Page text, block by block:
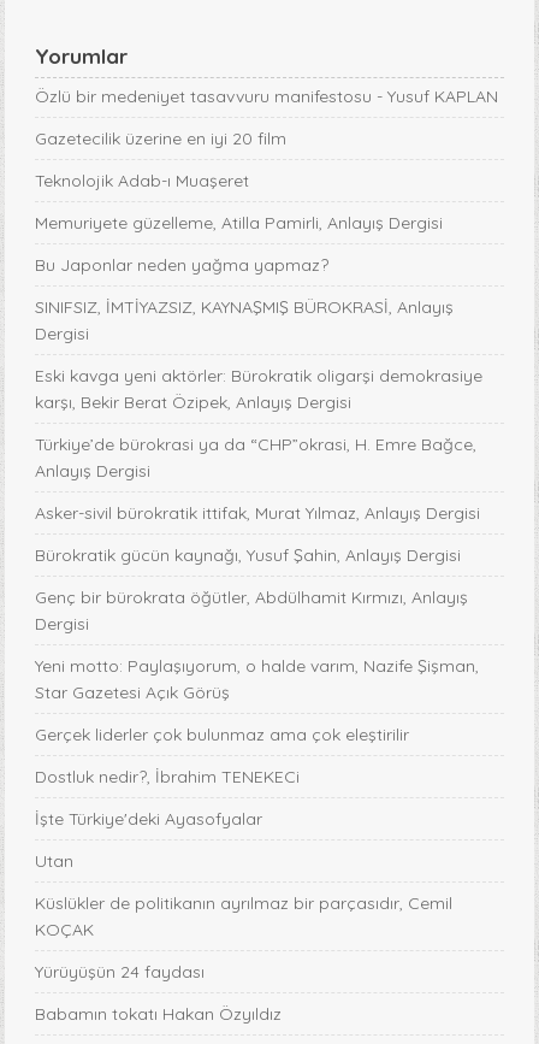
Yorumlar
Özlü bir medeniyet tasavvuru manifestosu - Yusuf KAPLAN
Gazetecilik üzerine en iyi 20 film
Teknolojik Adab-ı Muaşeret
Memuriyete güzelleme, Atilla Pamirli, Anlayış Dergisi
Bu Japonlar neden yağma yapmaz?
SINIFSIZ, İMTİYAZSIZ, KAYNAŞMIŞ BÜROKRASİ, Anlayış
Dergisi
Eski kavga yeni aktörler: Bürokratik oligarşi demokrasiye
karşı, Bekir Berat Özipek, Anlayış Dergisi
Türkiye’de bürokrasi ya da “CHP”okrasi, H. Emre Bağce,
Anlayış Dergisi
Asker-sivil bürokratik ittifak, Murat Yılmaz, Anlayış Dergisi
Bürokratik gücün kaynağı, Yusuf Şahin, Anlayış Dergisi
Genç bir bürokrata öğütler, Abdülhamit Kırmızı, Anlayış
Dergisi
Yeni motto: Paylaşıyorum, o halde varım, Nazife Şişman,
Star Gazetesi Açık Görüş
Gerçek liderler çok bulunmaz ama çok eleştirilir
Dostluk nedir?, İbrahim TENEKECi
İşte Türkiye'deki Ayasofyalar
Utan
Küslükler de politikanın ayrılmaz bir parçasıdır, Cemil
KOÇAK
Yürüyüşün 24 faydası
Babamın tokatı Hakan Özyıldız